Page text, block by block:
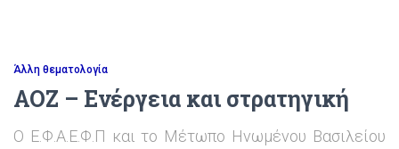
Άλλη θεματολογία
AOZ – Ενέργεια και στρατηγική
Ο Ε.Φ.Α.Ε.Φ.Π και το Μέτωπο Ηνωμένου Βασιλείου